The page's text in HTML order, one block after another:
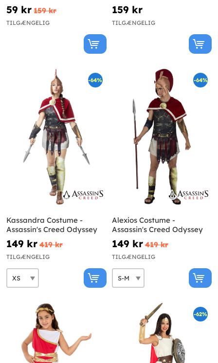
59 kr 159 kr
TILGÆNGELIG
159 kr
TILGÆNGELIG
-64%
Kassandra Costume -
Assassin's Creed Odyssey
149 kr 419 kr
TILGÆNGELIG
-64%
Alexios Costume -
Assassin's Creed Odyssey
149 kr 419 kr
TILGÆNGELIG
-62%